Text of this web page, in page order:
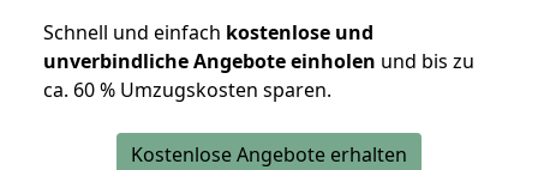
Schnell und einfach kostenlose und
unverbindliche Angebote einholen und bis zu
ca. 60 % Umzugskosten sparen.
Kostenlose Angebote erhalten